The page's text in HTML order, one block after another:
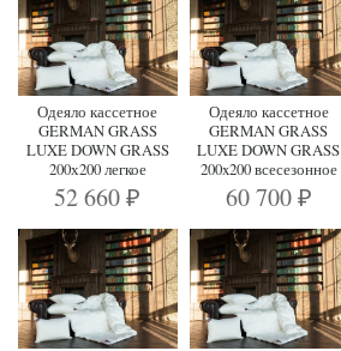
Одеяло кассетное
GERMAN GRASS
LUXE DOWN GRASS
200х200 легкое
52 660₽
Одеяло кассетное
GERMAN GRASS
LUXE DOWN GRASS
200x200 всесезонное
60 700 ₽